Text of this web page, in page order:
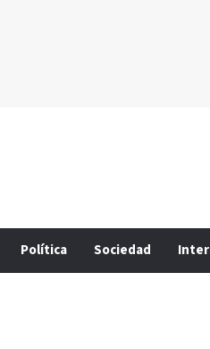
Política Sociedad